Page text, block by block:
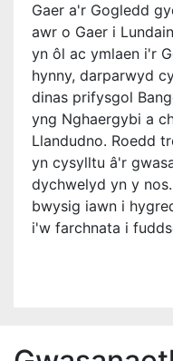
Gaer a'r Gogledd
awr o Gaer i
yn ôl ac ymlaen i'r
hynny, darparwyd
dinas prifysgol
yng Nghaergybi a
Llandudno. Roedd
yn cysylltu â'r
dychwelyd yn y
bwysig iawn i
i'w farchnata i